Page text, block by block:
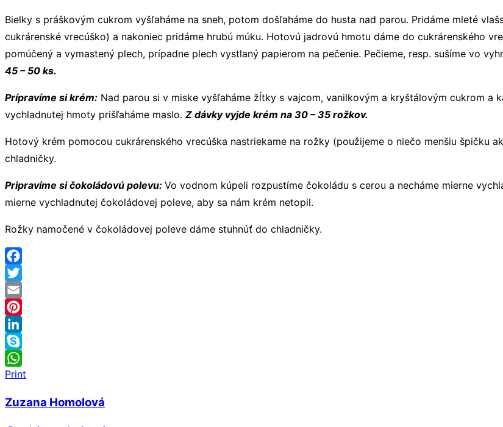
Bielky s práškovým cukrom vyšľaháme na sneh, potom došľaháme do husta nad parou. Pridáme mleté
cukrárenské vrecúško) a nakoniec pridáme hrubú múku. Hotovú jadrovú hmotu dáme do cukrárenského
pomúčený a vymastený plech, prípadne plech vystlaný papierom na pečenie. Pečieme, resp. sušíme vo
45 – 50 ks.
Prípravíme si krém: Nad parou si v miske vyšľaháme žĺtky s vajcom, vanilkovým a kryštálovým cukrom a
vychladnutej hmoty prišľaháme maslo. Z dávky vyjde krém na 30 – 35 rožkov.
Hotový krém pomocou cukrárenského vrecúška nastriekame na rožky (použijeme o niečo menšiu špičku
chladničky.
Pripravíme si čokoládovú polevu: Vo vodnom kúpeli rozpustíme čokoládu s cerou a necháme mierne
mierne vychladnutej čokoládovej poleve, aby sa nám krém netopil.
Rožky namočené v čokoládovej poleve dáme stuhnúť do chladničky.
Facebook
Twitter
Email
Pinterest
LinkedIn
Skype
WhatsApp
Print
Zuzana Homolová